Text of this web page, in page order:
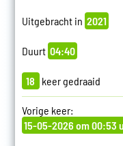
Uitgebracht in 2021
Duurt 04:40
18 keer gedraaid
Vorige keer:
15-05-2026 om 00:53